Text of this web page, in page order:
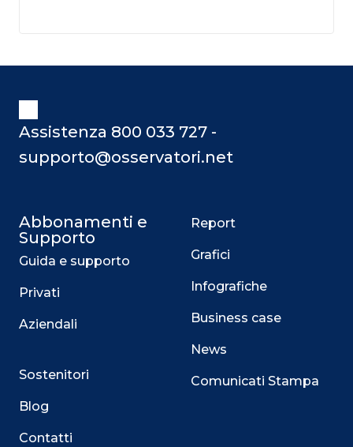
Assistenza 800 033 727 -
supporto@osservatori.net
Abbonamenti e
Supporto
Guida e supporto
Privati
Aziendali
Sostenitori
Blog
Contatti
Report
Grafici
Infografiche
Business case
News
Comunicati Stampa